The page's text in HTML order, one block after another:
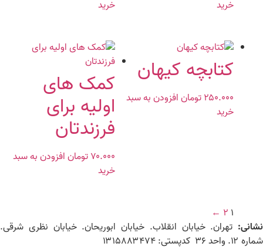
خرید خرید
کتابچه کیهان
۲۵۰.۰۰۰تومانافزودن به سبد
خرید
کمک های
اولیه برای
فرزندتان
۷۰.۰۰۰تومان افزودن به سبد
خرید
۱ ۲ ←
نشانی: تهران. خیابان انقلاب. خیابان ابوریحان. خیابان نظری شرقی.
شماره ۱۲. واحد ۳۶ کدپستی: ۱۳۱۵۸۸۳۴۷۴